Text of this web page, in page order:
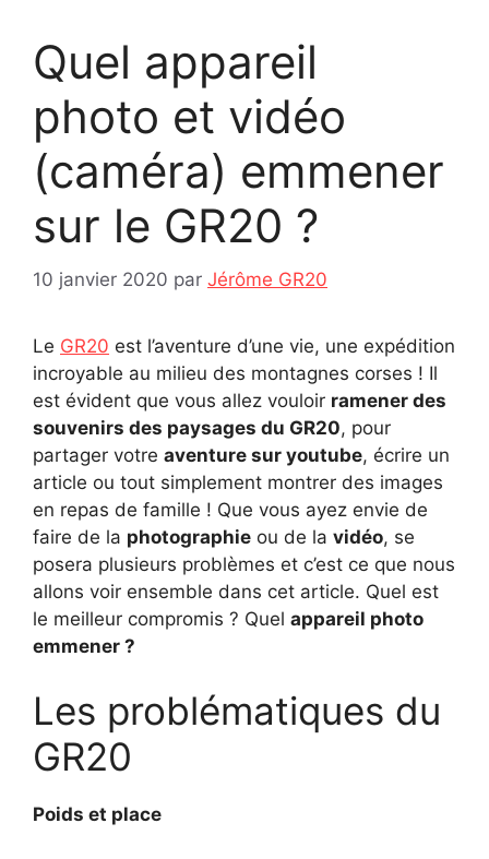
Quel appareil
photo et vidéo
(caméra) emmener
sur le GR20 ?
10 janvier 2020 par Jérôme GR20
Le GR20 est l’aventure d’une vie, une expédition
incroyable au milieu des montagnes corses ! Il
est évident que vous allez vouloir ramener des
souvenirs des paysages du GR20, pour
partager votre aventure sur youtube, écrire un
article ou tout simplement montrer des images
en repas de famille ! Que vous ayez envie de
faire de la photographie ou de la vidéo, se
posera plusieurs problèmes et c’est ce que nous
allons voir ensemble dans cet article. Quel est
le meilleur compromis ? Quel appareil photo
emmener ?
Les problématiques du
GR20
Poids et place